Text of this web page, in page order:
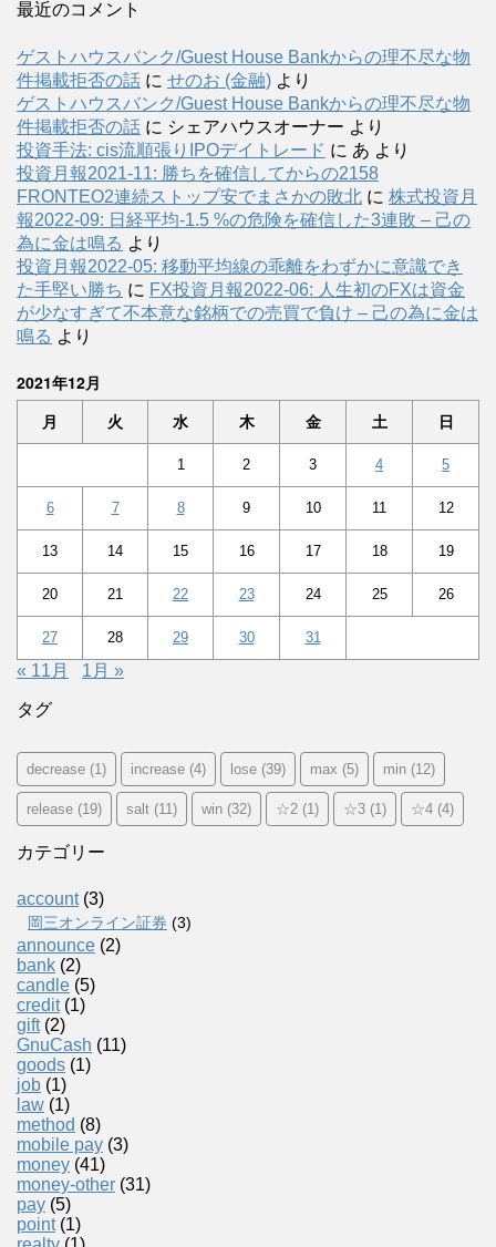
最近のコメント
ゲストハウスバンク/Guest House Bankからの理不尽な物
件掲載拒否の話 に せのお (金融) より
ゲストハウスバンク/Guest House Bankからの理不尽な物
件掲載拒否の話 に シェアハウスオーナー より
投資手法: cis流順張りIPOデイトレード に あ より
投資月報2021-11: 勝ちを確信してからの2158
FRONTEO2連続ストップ安でまさかの敗北 に 株式投資月
報2022-09: 日経平均-1.5 %の危険を確信した3連敗 – 己の
為に金は鳴る より
投資月報2022-05: 移動平均線の乖離をわずかに意識でき
た手堅い勝ち に FX投資月報2022-06: 人生初のFXは資金
が少なすぎて不本意な銘柄での売買で負け – 己の為に金は
鳴る より
2021年12月
月 火 水 木 金 土 日
1 2 3 4 5
6 7 8 9 10 11 12
13 14 15 16 17 18 19
20 21 22 23 24 25 26
27 28 29 30 31
« 11月 1月 »
タグ
decrease (1) increase (4) lose (39) max (5) min (12)
release (19) salt (11) win (32) ☆2 (1) ☆3 (1) ☆4 (4)
カテゴリー
account(3)
岡三オンライン証券 (3)
announce (2)
bank (2)
candle (5)
credit(1)
gift(2)
GnuCash (11)
goods (1)
job (1)
law (1)
method (8)
mobile pay (3)
money (41)
money-other (31)
pay (5)
point(1)